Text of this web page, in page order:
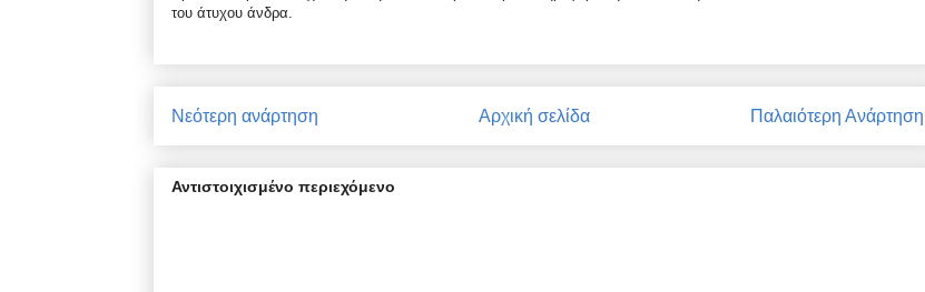
του άτυχου άνδρα.
Νεότερη ανάρτηση Παλαιότερη Ανάρτηση
Αρχική σελίδα
Αντιστοιχισμένο περιεχόμενο